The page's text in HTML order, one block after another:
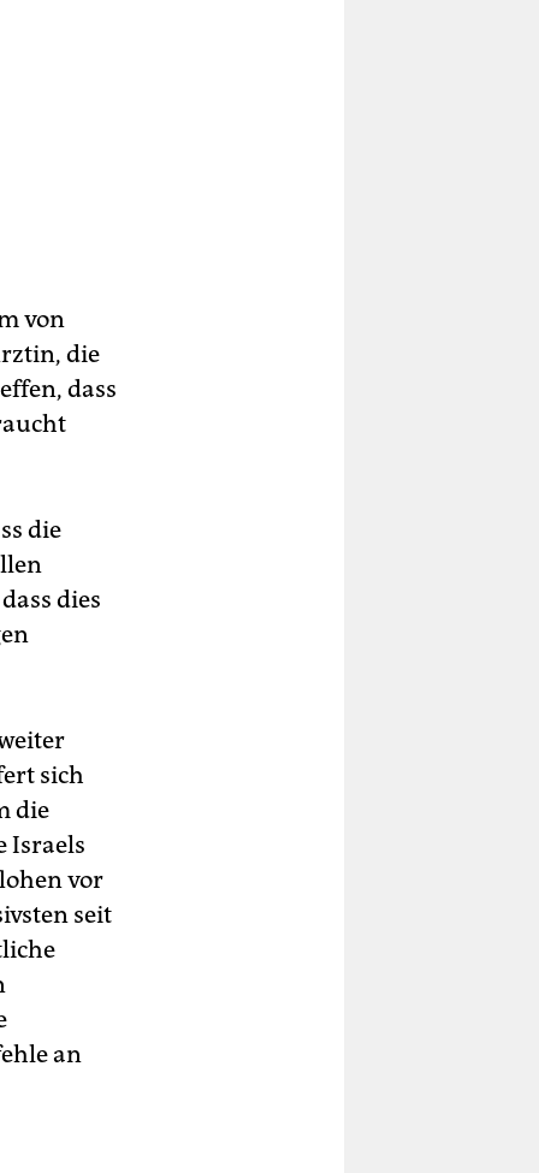
von
die
dass
die
dies
sich
die
Israels
vor
seit
an